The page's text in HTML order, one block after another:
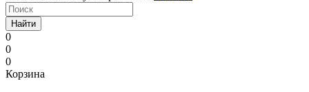
Найти
0
0
0
Корзина